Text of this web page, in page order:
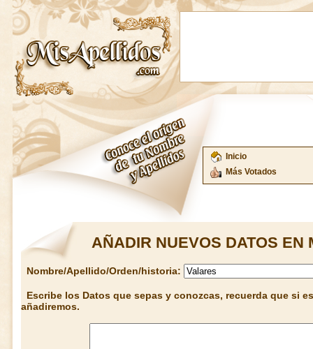
Inicio
Más Votados
AÑADIR NUEVOS DATOS EN
Nombre/Apellido/Orden/historia:
Escribe los Datos que sepas y conozcas, recuerda que si
añadiremos.